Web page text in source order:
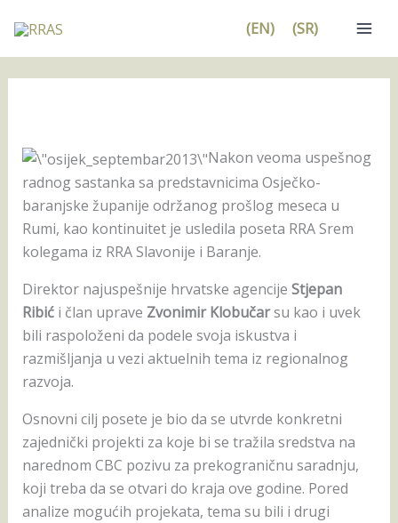
na
sadržaj
(EN) (SR)
Nakon veoma uspešnog
radnog sastanka sa predstavnicima Osječko-
baranjske županije održanog prošlog meseca u
Rumi, kao kontinuitet je usledila poseta RRA Srem
kolegama iz RRA Slavonije i Baranje.
Direktor najuspešnije hrvatske agencije Stjepan
Ribići član uprave Zvonimir Klobučarsu kao i uvek
bili raspoloženi da podele svoja iskustva i
razmišljanja u vezi aktuelnih tema iz regionalnog
razvoja.
Osnovni cilj posete je bio da se utvrde konkretni
zajednički projekti za koje bi se tražila sredstva na
narednom CBC pozivu za prekograničnu saradnju,
koji treba da se otvari do kraja ove godine. Pored
analize mogućih projekata, tema su bili i drugi